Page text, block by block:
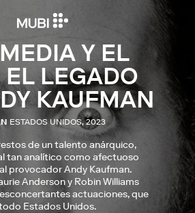
Y EL
EL LEGADO
KAUFMAN
ESTADOS UNIDOS, 2023
de un talento anárquico,
tan analítico como afectuoso
provocador Andy Kaufman.
Anderson y Robin Williams
actuaciones, que
Estados Unidos.